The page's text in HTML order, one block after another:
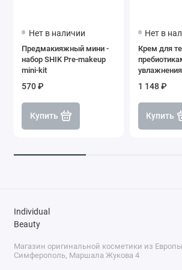
Нет в наличии
Предмакияжный мини -
набор SHIK Pre-makeup
mini-kit
570 ₽
Купить
Нет в
Крем для
1 148 ₽
Купить
Individual
Beauty
Магазин оригинальной косметики из
Симферополь, Маршала Жукова 4